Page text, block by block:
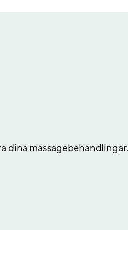
dina massagebehandlingar.